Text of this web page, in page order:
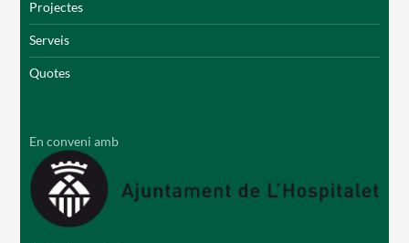
Projectes
Serveis
Quotes
En conveni amb